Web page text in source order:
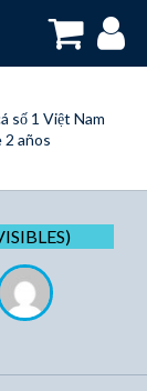
số 1 Việt Nam
2 años